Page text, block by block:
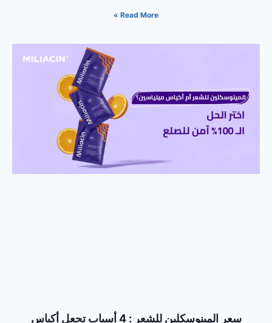
Read More »
سعر المينوسكلين للشعر : 4 أسباب تجعل أكياس